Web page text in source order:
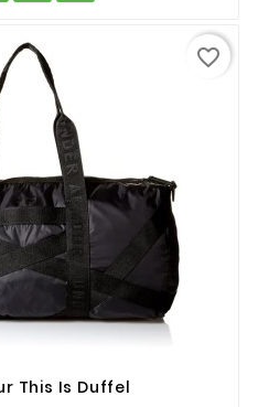
This Is Duffel
favorite_border